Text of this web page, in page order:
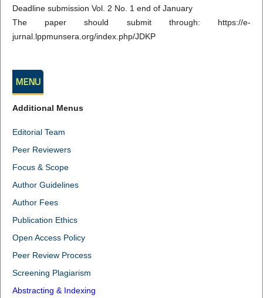
Deadline submission Vol. 2 No. 1 end of January
The paper should submit through: https://e-
jurnal.lppmunsera.org/index.php/JDKP
MENU
Additional Menus
Editorial Team
Peer Reviewers
Focus & Scope
Author Guidelines
Author Fees
Publication Ethics
Open Access Policy
Peer Review Process
Screening Plagiarism
Abstracting & Indexing